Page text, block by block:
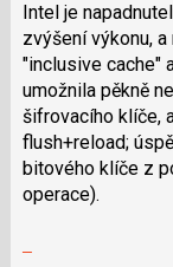
pro
předchozí
nový
názor
Intel je
zvýšení výkonu,
"inclusive cache"
umožnila pěkně
šifrovacího klíče,
flush+reload;
bitového klíče z
operace).